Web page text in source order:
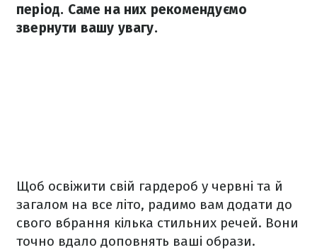
період. Саме на них рекомендуємо
звернути вашу увагу.
Щоб освіжити свій гардероб у червні та й
загалом на все літо, радимо вам додати до
свого вбрання кілька стильних речей. Вони
точно вдало доповнять ваші образи.